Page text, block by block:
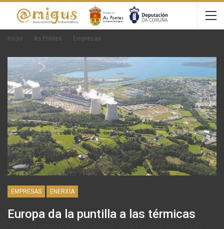
Inicio As Pontes Empresas
EMPRESAS ENERXÍA
Europa da la puntilla a las térmicas